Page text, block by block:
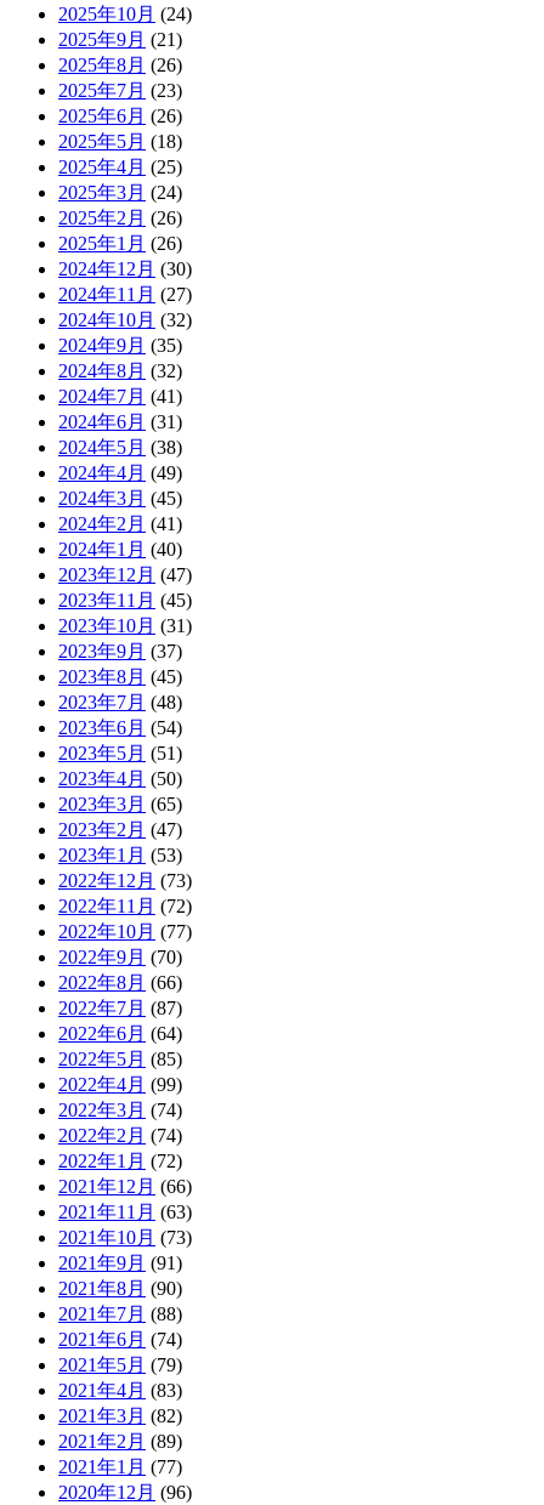
2025年10月 (24)
2025年9月 (21)
2025年8月 (26)
2025年7月 (23)
2025年6月 (26)
2025年5月 (18)
2025年4月 (25)
2025年3月 (24)
2025年2月 (26)
2025年1月 (26)
2024年12月 (30)
2024年11月 (27)
2024年10月 (32)
2024年9月 (35)
2024年8月 (32)
2024年7月 (41)
2024年6月 (31)
2024年5月 (38)
2024年4月 (49)
2024年3月 (45)
2024年2月 (41)
2024年1月 (40)
2023年12月 (47)
2023年11月 (45)
2023年10月 (31)
2023年9月 (37)
2023年8月 (45)
2023年7月 (48)
2023年6月 (54)
2023年5月 (51)
2023年4月 (50)
2023年3月 (65)
2023年2月 (47)
2023年1月 (53)
2022年12月 (73)
2022年11月 (72)
2022年10月 (77)
2022年9月 (70)
2022年8月 (66)
2022年7月 (87)
2022年6月 (64)
2022年5月 (85)
2022年4月 (99)
2022年3月 (74)
2022年2月 (74)
2022年1月 (72)
2021年12月 (66)
2021年11月 (63)
2021年10月 (73)
2021年9月 (91)
2021年8月 (90)
2021年7月 (88)
2021年6月 (74)
2021年5月 (79)
2021年4月 (83)
2021年3月 (82)
2021年2月 (89)
2021年1月 (77)
2020年12月 (96)